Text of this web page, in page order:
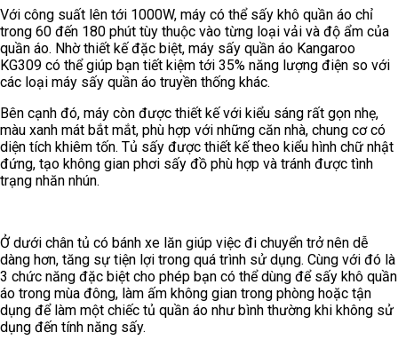
Với công suất lên tới 1000W, máy có thể sấy khô quần áo chỉ
trong 60 đến 180 phút tùy thuộc vào từng loại vải và độ ẩm của
quần áo. Nhờ thiết kế đặc biệt, máy sấy quần áo Kangaroo
KG309 có thể giúp bạn tiết kiệm tới 35% năng lượng điện so với
các loại máy sấy quần áo truyền thống khác.
Bên cạnh đó, máy còn được thiết kế với kiểu sáng rất gọn nhẹ,
màu xanh mát bắt mắt, phù hợp với những căn nhà, chung cơ có
diện tích khiêm tốn. Tủ sấy được thiết kế theo kiểu hình chữ nhật
đứng, tạo không gian phơi sấy đồ phù hợp và tránh được tình
trạng nhăn nhún.
Ở dưới chân tủ có bánh xe lăn giúp việc đi chuyển trở nên dễ
dàng hơn, tăng sự tiện lợi trong quá trình sử dụng. Cùng với đó là
3 chức năng đặc biệt cho phép bạn có thể dùng để sấy khô quần
áo trong mùa đông, làm ấm không gian trong phòng hoặc tận
dụng để làm một chiếc tủ quần áo như bình thường khi không sử
dụng đến tính năng sấy.